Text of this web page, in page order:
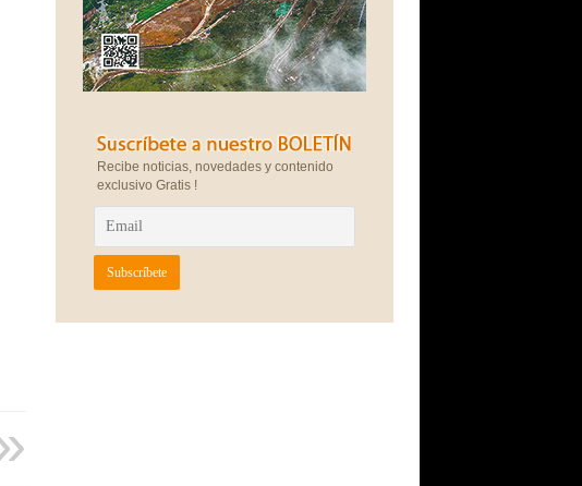
Recibe noticias, novedades y contenido
exclusivo Gratis !